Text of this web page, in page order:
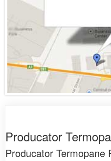
Producator
Producator Termopane